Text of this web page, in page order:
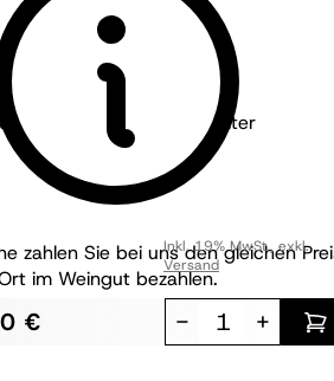
Münzberg - Pfalz
2022
Godramsteiner Affolter
trocken
BIO
zahlen Sie bei uns den gleichen
im Weingut bezahlen.
€
Inkl. 19% MwSt.,exkl.
Versand
- +